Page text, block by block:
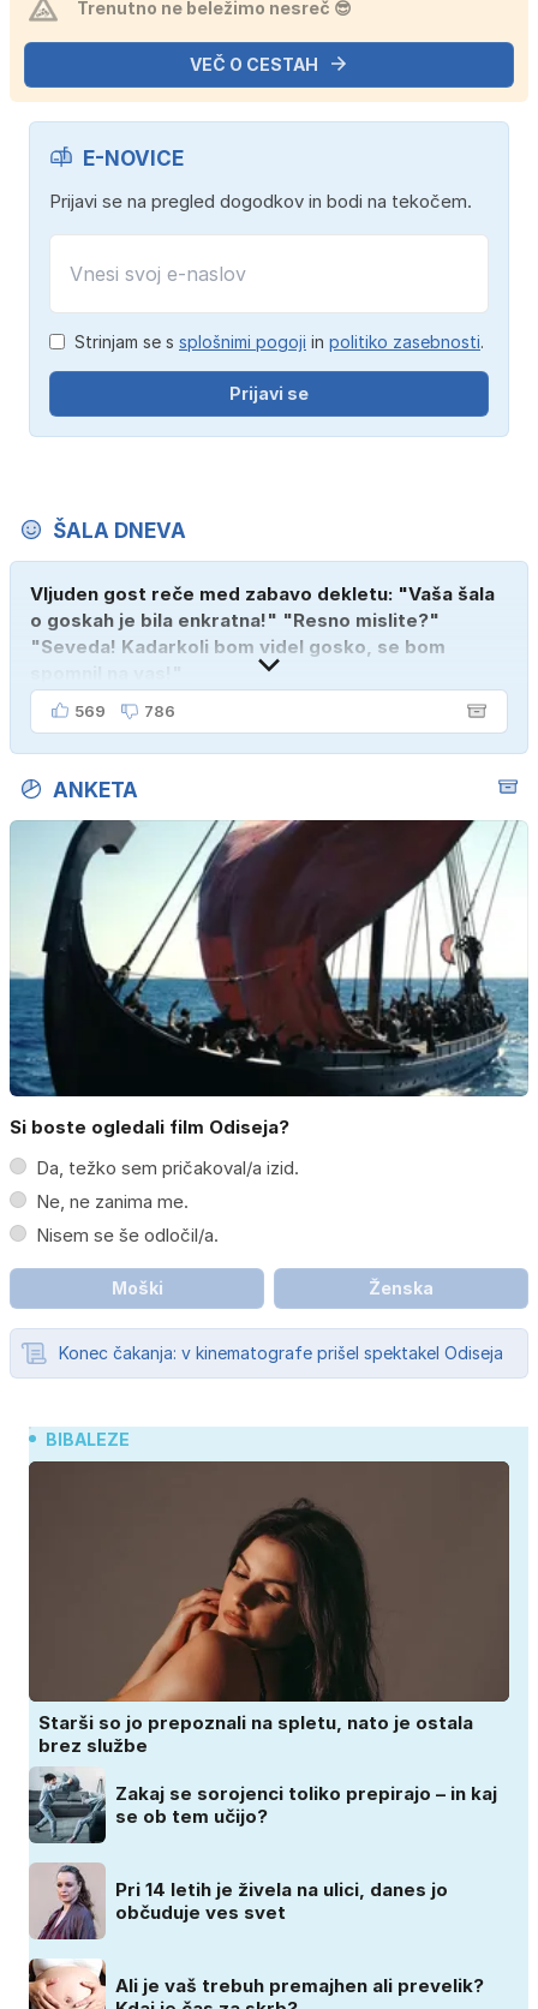
Trenutno ne beležimo nesreč 😎
VEČ O CESTAH
E-NOVICE
Prijavi se na pregled dogodkov in bodi na tekočem.
Strinjam se s splošnimi pogoji in politiko zasebnosti.
Prijavi se
ŠALA DNEVA
Vljuden gost reče med zabavo dekletu: "Vaša šala
o goskah je bila enkratna!" "Resno mislite?"
"Seveda! Kadarkoli bom videl gosko, se bom
569 786
ANKETA
Si boste ogledali film Odiseja?
Da, težko sem pričakoval/a izid.
Ne, ne zanima me.
Nisem se še odločil/a.
Moški Ženska
Konec čakanja: v kinematografe prišel spektakel Odiseja
BIBALEZE
Starši so jo prepoznali na spletu, nato je ostala
brez službe
Zakaj se sorojenci toliko prepirajo – in kaj
se ob tem učijo?
Pri 14 letih je živela na ulici, danes jo
občuduje ves svet
Ali je vaš trebuh premajhen ali prevelik?